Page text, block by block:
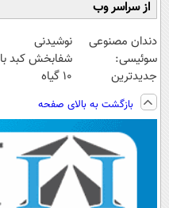
از سراسر وب
دندان مصنوعی
سوئیسی:
جدیدترین
فناوری اروپا،
سبک و مقاوم |
پرداخت قسطی
نوشیدنی
شفابخش کبد با
10 گیاه
امشب)
بازگشت به بالای صفحه